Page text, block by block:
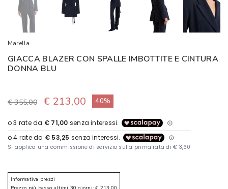
Marella
GIACCA BLAZER CON SPALLE IMBOTTITE E CINTURA
DONNA BLU
€ 355,00 € 213,00 40%
Informativa prezzi